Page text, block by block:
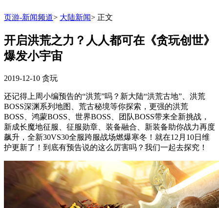
页游-新闻频道> 大陆新闻> 正文
开启洪荒之力？人人都可在《贪玩创世》
爆发小宇宙
2019-12-10 贪玩
还记得上周小编预告的“洪荒”吗？新大陆“洪荒古地”、洪荒
BOSS深渊系列地图、荒古秘境等你探索，更强的洪荒
BOSS、鸿蒙BOSS、世界BOSS、团队BOSS带来全新挑战，
新成长魔地征服、征服勋章、装备融合、新装备助你战力再度
飙升，全新30VS30全服跨服战场燃爆寒冬！就在12月10日维
护更新了！到底有预告说的这么厉害吗？我们一起去探究！